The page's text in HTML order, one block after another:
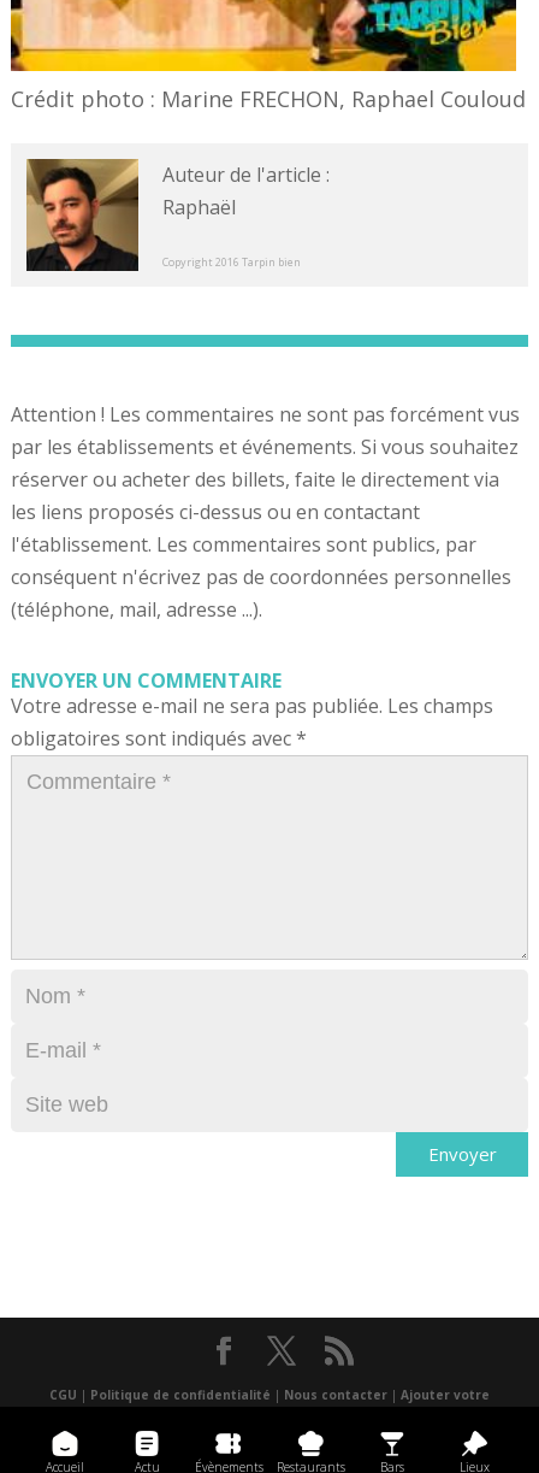
Crédit photo : Marine FRECHON, Raphael Couloud
Auteur de l'article :
Raphaël
Copyright 2016 Tarpin bien
Attention ! Les commentaires ne sont pas forcément vus
par les établissements et événements. Si vous souhaitez
réserver ou acheter des billets, faite le directement via
les liens proposés ci-dessus ou en contactant
l'établissement. Les commentaires sont publics, par
conséquent n'écrivez pas de coordonnées personnelles
(téléphone, mail, adresse ...).
ENVOYER UN COMMENTAIRE
Votre adresse e-mail ne sera pas publiée. Les champs
obligatoires sont indiqués avec*
CGU | Politique de confidentialité | Nous contacter| Ajouter votre
événement
un lieu| Réalisé par Atlantis multimédia
Application
mobile
Accueil Actu Évènements Restaurants Bars Lieux